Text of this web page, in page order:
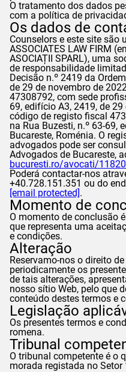
O tratamento dos dados
com a política de
Os dados de
Counselors e este site são
ASSOCIATES LAW FIRM
ASOCIAȚII SPARL), uma
de responsabilidade
Decisão n.º 2419 da
de 29 de novembro de
47308792, com sede
69, edifício A3, 2419, de
código de registo fiscal
na Rua Buzesti, n.º 63-69,
Bucareste, Roménia. O
advogados pode ser
Advogados de Bucareste,
bucuresti.ro/avocati/
Poderá contactar-nos
+40.728.151.351 ou do
[email protected].
Momento de
O momento de conclusão
que representa uma
e condições.
Alteração
Reservamo-nos o direito
periodicamente os
de tais alterações,
nosso sítio Web, pelo que
conteúdo destes termos e
Legislação
Os presentes termos e
romena.
Tribunal
O tribunal competente é o
morada registada no Setor